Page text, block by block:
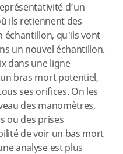
d’un
ils retiennent des
échantillon, qu'ils vont
un nouvel échantillon.
dans une ligne
bras mort potentiel,
ses orifices. On les
des manomètres,
ou des prises
de voir un bas mort
analyse est plus